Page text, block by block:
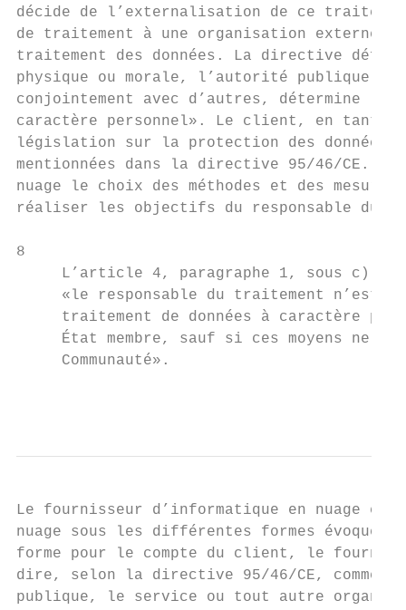
décide de l’externalisation de ce
de traitement à une organisation externe.
traitement des données. La directive
physique ou morale, l’autorité publique,
conjointement avec d’autres, détermine
caractère personnel». Le client, en tant
législation sur la protection des données
mentionnées dans la directive 95/46/CE.
nuage le choix des méthodes et des
réaliser les objectifs du responsable du
8
L’article 4, paragraphe 1, sous c),
«le responsable du traitement n’est
traitement de données à caractère
État membre, sauf si ces moyens ne
     Communauté».
Le fournisseur d’informatique en nuage
nuage sous les différentes formes
forme pour le compte du client, le
dire, selon la directive 95/46/CE, comme
publique, le service ou tout autre